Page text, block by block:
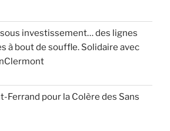
investissement… des lignes
à bout de souffle. Solidaire avec
Ferrand pour la Colère des Sans